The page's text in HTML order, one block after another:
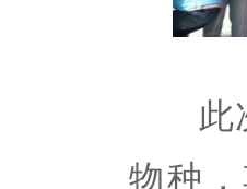
此
物种